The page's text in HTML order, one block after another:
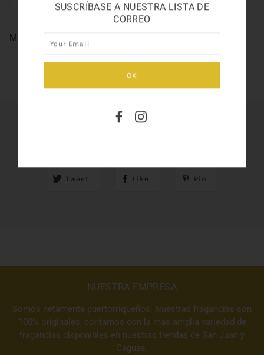
MUA BY BURBU 1.69
Tweet Like Pin
NUESTRA EMPRESA
Somos netamente puertorriqueños. Nuestras fragancias son
100% originales, contamos con la mas amplia variedad de
fragancias disponibles en nuestras tiendas de San Juan y
Caguas.
SUSCRÍBASE A NUESTRA LISTA DE
CORREO